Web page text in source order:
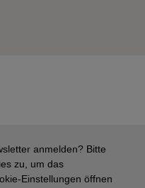
anmelden? Bitte
zu, um das
Einstellungen öffnen